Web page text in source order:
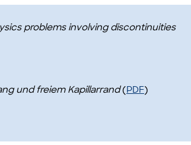
problems involving discontinuities
und freiem Kapillarrand(PDF)